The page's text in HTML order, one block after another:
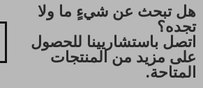
هل تبحث عن شيءٍ ما ولا
تجده؟
اتصل باستشاريينا للحصول
على مزيد من المنتجات
المتاحة.